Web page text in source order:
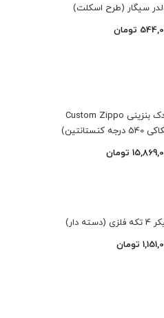
سیگار (طرح اسکلت)
تومان
فندک بنزینی Custom Zippo
کنستانتین)
تومان
دار)
تومان